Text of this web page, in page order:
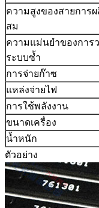
ความสูงของสายการ
สม
ความแม่นยำของการ
ระบบซ้ำ
การจ่ายก๊าซ
แหล่งจ่ายไฟ
การใช้พลังงาน
ขนาดเครื่อง
น้ำหนัก
ตัวอย่าง